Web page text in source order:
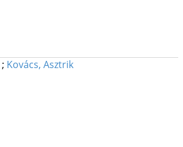
; Kovács, Asztrik